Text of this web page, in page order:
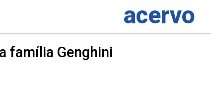
acervo
família Genghini